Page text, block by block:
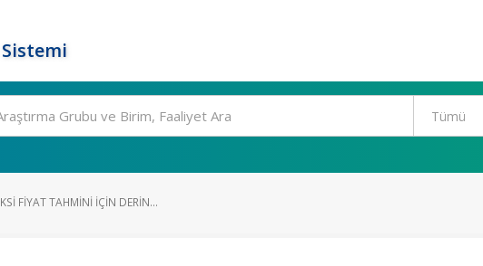
FIYAT TAHMINI IÇIN DERIN...